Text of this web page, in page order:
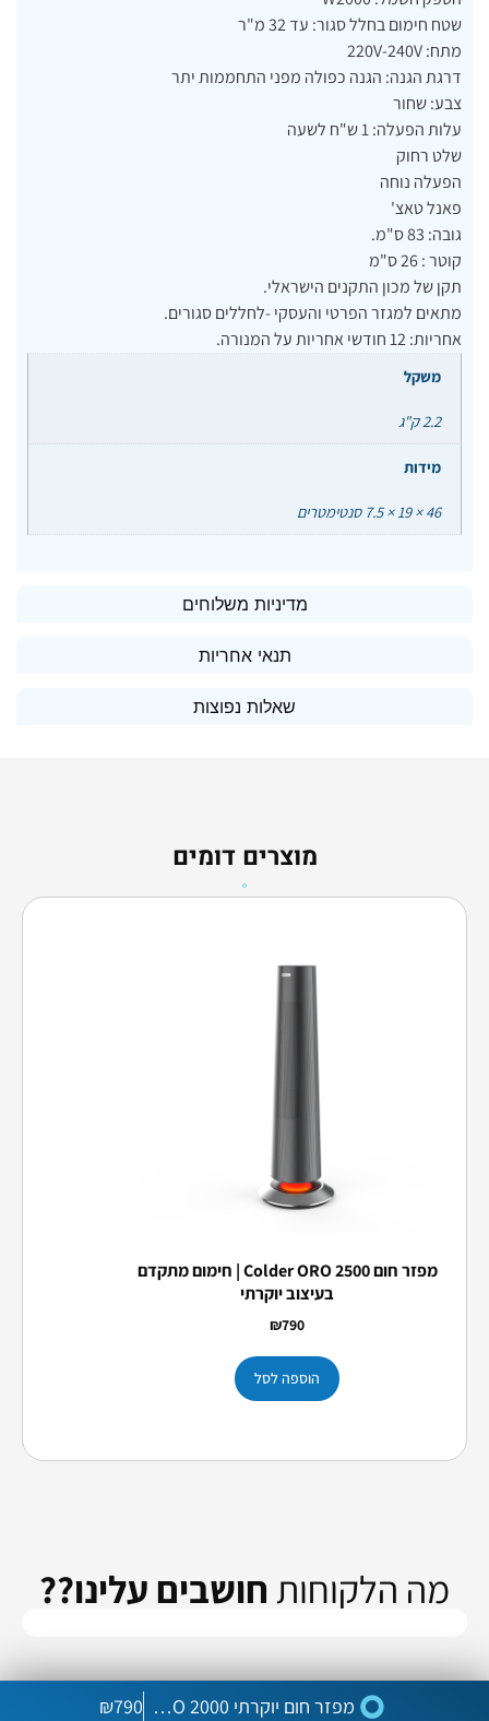
מדיניות משלוחים
תנאי אחריות
שאלות נפוצות
שטח חימום בחלל סגור: עד 32 מ"ר
מתח: 220V-240V
דרגת הגנה: הגנה כפולה מפני התחממות יתר
צבע: שחור
עלות הפעלה: 1 ש"ח לשעה
שלט רחוק
הפעלה נוחה
פאנל טאצ'
גובה: 83 ס"מ.
קוטר : 26 ס"מ
תקן של מכון התקנים הישראלי.
מתאים למגזר הפרטי והעסקי -לחללים סגורים.
אחריות: 12 חודשי אחריות על המנורה.
משקל
2.2 ק"ג
מידות
46 × 19 × 7.5 סנטימטרים
מוצרים דומים
מפזר חום Colder ORO 2500 | חימום מתקדם
בעיצוב יוקרתי
₪790
הוספה לסל
מה הלקוחות חושבים עלינו??
מפזר חום יוקרתי Colder LENO 2000: חימום עוצמתי לבית או למשרד ₪790